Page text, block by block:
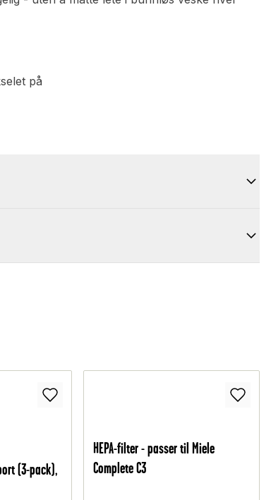
på
(3-pack),
HEPA-filter - passer til Miele
Complete C3